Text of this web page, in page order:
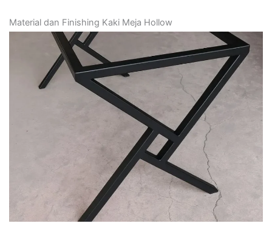
Material dan Finishing Kaki Meja Hollow